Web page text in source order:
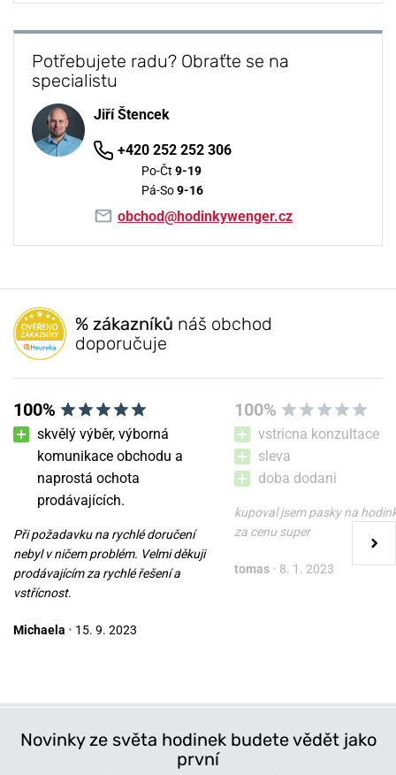
Potřebujete radu? Obraťte se na
specialistu
Jiří Štencek
+420 252 252 306
Po-Čt 9-19
Pá-So9-16
obchod@hodinkywenger.cz
% zákazníků náš obchod
doporučuje
100%
skvělý výběr, výborná
komunikace obchodu a
naprostá ochota
prodávajících.
Při požadavku na rychlé doručení
nebyl v ničem problém. Velmi děkuji
prodávajícím za rychlé řešení a
vstřícnost.
Michaela • 15. 9. 2023
100%
vstricna konzultace
sleva
doba dodani
kupoval jsem pasky na
za cenu super
tomas • 8. 1. 2023
Novinky ze světa hodinek budete vědět jako
první